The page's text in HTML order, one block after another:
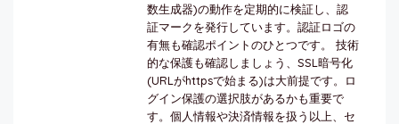
数生成器)の動作を定期的に検証し、認
証マークを発行しています。認証ロゴの
有無も確認ポイントのひとつです。 技術
的な保護も確認しましょう、SSL暗号化
(URLがhttpsで始まる)は大前提です。ロ
グイン保護の選択肢があるかも重要で
す。個人情報や決済情報を扱う以上、セ